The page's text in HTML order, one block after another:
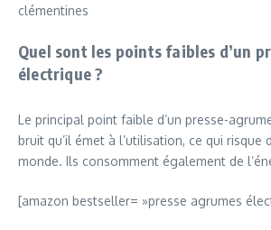
clémentines
Quel sont les points faibles d’un
électrique ?
Le principal point faible d’un presse-
bruit qu’il émet à l’utilisation, ce qui risque
monde. Ils consomment également de
[amazon bestseller= »presse agrumes